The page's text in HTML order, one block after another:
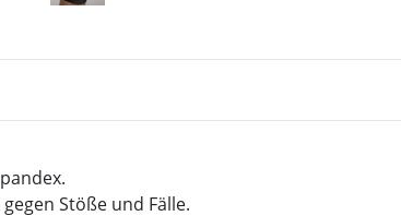
Stöße und Fälle.